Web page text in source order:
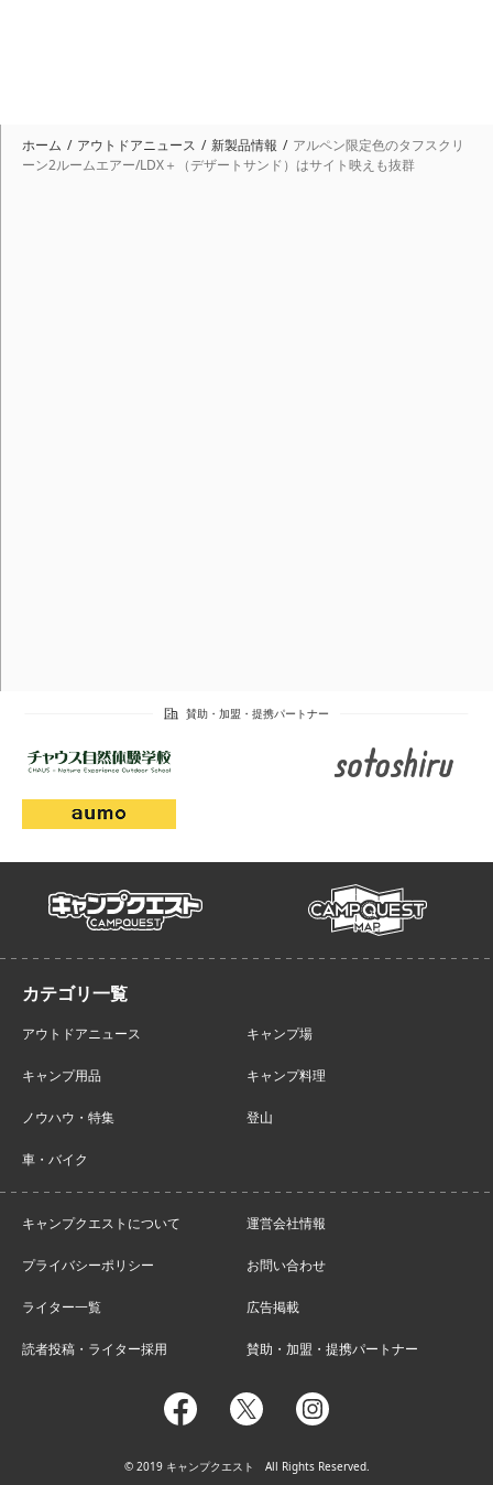
ホーム アウトドアニュース 新製品情報
アルペン限定色のタフスクリ
ーン2ルームエアー/LDX＋（デザートサンド）はサイト映えも抜群
campquest campmap
アウトドアニュース キャンプ場
キャンプ用品 キャンプ料理
ノウハウ・特集 登山
車・バイク
キャンプクエストについて 運営会社情報
プライバシーポリシー お問い合わせ
ライター一覧 広告掲載
読者投稿・ライター採用 賛助・加盟・提携パートナー
facebooktwitter instagram
© 2019 キャンプクエスト All Rights Reserved.